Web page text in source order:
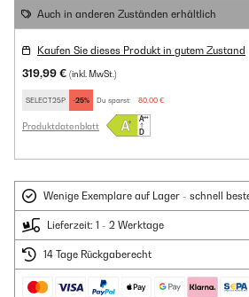
Auch in anderen Zuständen erhältlich
Kaufen Sie dieses Produkt in gutem Zustand
319,99 € (inkl. MwSt.)
SELECT25P -25% Du sparst: 80,00 €
Produktdatenblatt
Wenige Exemplare auf Lager - schnell
Lieferzeit: 1 - 2 Werktage
14 Tage Rückgaberecht